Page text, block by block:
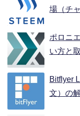
場（チ
ポロニ
い方と
Bitflyer
文）の